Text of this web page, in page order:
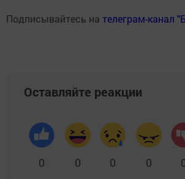
Подписывайтесь на телеграм-канал
Оставляйте реакции
0 0 0 0